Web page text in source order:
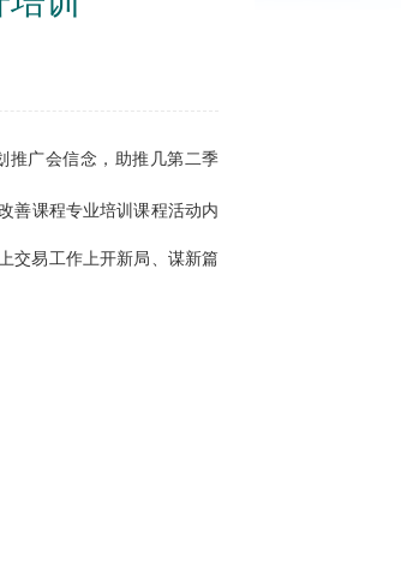
推广会信念，助推几第二季
善课程专业培训课程活动内
交易工作上开新局、谋新篇